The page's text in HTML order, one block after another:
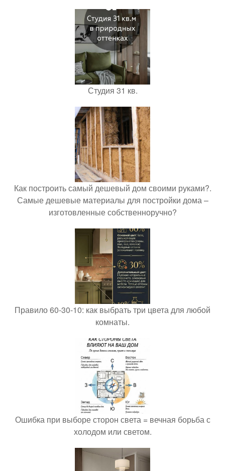
Студия 31 кв.
Как построить самый дешевый дом своими руками?.
Самые дешевые материалы для постройки дома –
изготовленные собственноручно?
Правило 60-30-10: как выбрать три цвета для любой
комнаты.
Ошибка при выборе сторон света = вечная борьба с
холодом или светом.